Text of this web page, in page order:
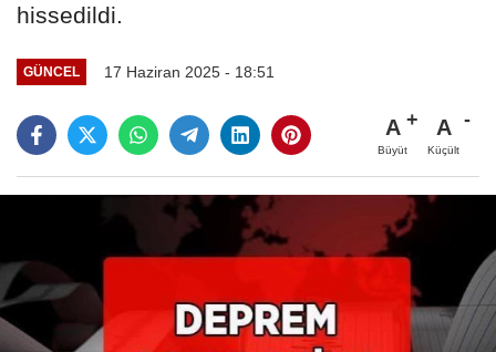
hissedildi.
GÜNCEL 17 Haziran 2025 - 18:51
A
Büyüt
A
Küçült